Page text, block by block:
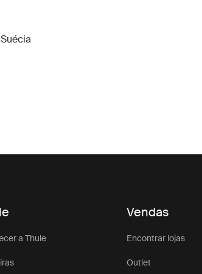
a Thule
Vendas
Encontrar lojas
Outlet